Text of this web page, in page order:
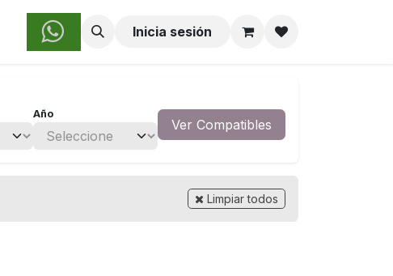
Sobre Nosotros Inicia sesión
Año
Ver Compatibles
Limpiar todos